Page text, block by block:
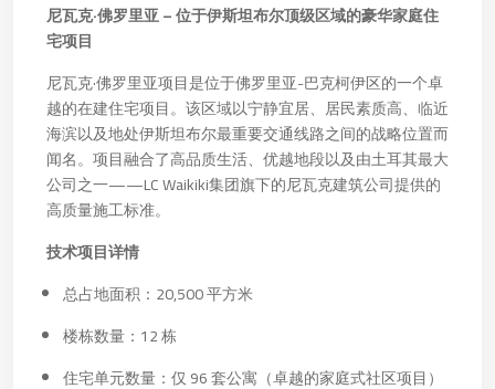
尼瓦克·佛罗里亚 – 位于伊斯坦布尔顶级区域的豪华家庭住
宅项目
尼瓦克·佛罗里亚项目是位于佛罗里亚-巴克柯伊区的一个卓
越的在建住宅项目。该区域以宁静宜居、居民素质高、临近
海滨以及地处伊斯坦布尔最重要交通线路之间的战略位置而
闻名。项目融合了高品质生活、优越地段以及由土耳其最大
公司之一——LC Waikiki集团旗下的尼瓦克建筑公司提供的
高质量施工标准。
技术项目详情
总占地面积：20,500 平方米
楼栋数量：12 栋
住宅单元数量：仅 96 套公寓（卓越的家庭式社区项目）